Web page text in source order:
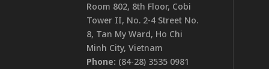
Room 802, 8th Floor, Cobi
Tower II, No. 2-4 Street No.
8, Tan My Ward, Ho Chi
Minh City, Vietnam
Phone: (84-28) 3535 0981